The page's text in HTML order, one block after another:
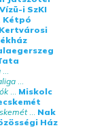
i SzKI
Kétpó
Kertvárosi
...
...
... Miskolc
... Nak
Ház